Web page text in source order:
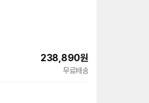
238,890원
무료배송